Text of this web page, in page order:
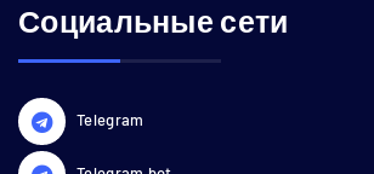
Социальные сети
Telegram